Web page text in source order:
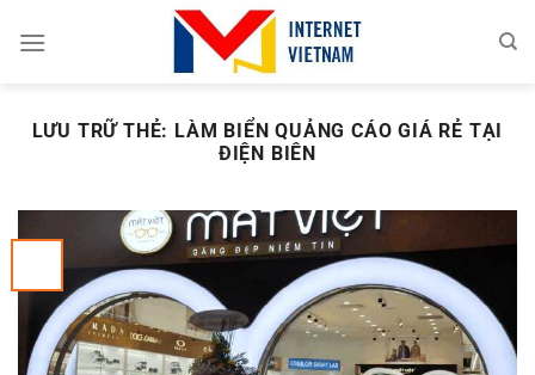
đến
LƯU TRỮ THẺ: LÀM BIỂN QUẢNG CÁO GIÁ RẺ TẠI
ĐIỆN BIÊN